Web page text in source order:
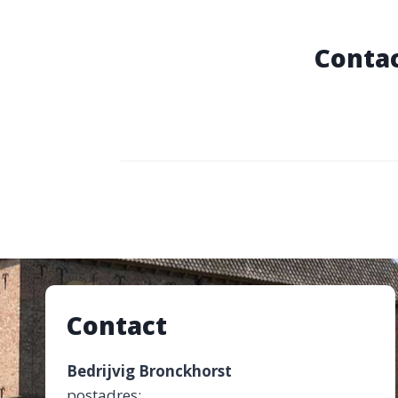
Contact
Bedrijvig Bronckhorst